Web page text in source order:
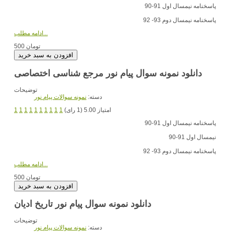
پاسخنامه نیمسال اول 91-90
پاسخنامه نیمسال دوم 93- 92
500 تومان
دانلود نمونه سوال پیام نور مرجع شناسی اختصاصی
توضیحات
دسته: نمونه سوالات پیام نور
1 1 1 1 1 1 1 1 1 1
امتیاز 5.00 (1 رای)
پاسخنامه نیمسال اول 91-90
نیمسال اول 91-90
پاسخنامه نیمسال دوم 93- 92
500 تومان
دانلود نمونه سوال پیام نور تاریخ ادیان
توضیحات
دسته: نمونه سوالات پیام نور